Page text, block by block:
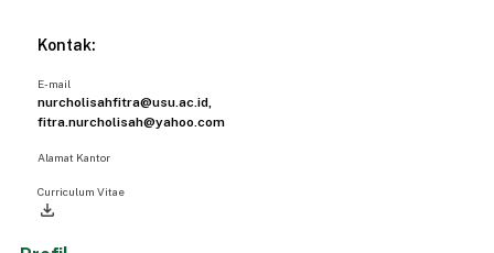
Kontak:
E-mail
nurcholisahfitra@usu.ac.id,
fitra.nurcholisah@yahoo.com
Alamat Kantor
Curriculum Vitae
file_download